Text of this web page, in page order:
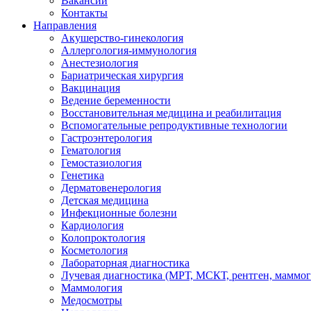
Контакты
Направления
Акушерство-гинекология
Аллергология-иммунология
Анестезиология
Бариатрическая хирургия
Вакцинация
Ведение беременности
Восстановительная медицина и реабилитация
Вспомогательные репродуктивные технологии
Гастроэнтерология
Гематология
Гемостазиология
Генетика
Дерматовенерология
Детская медицина
Инфекционные болезни
Кардиология
Колопроктология
Косметология
Лабораторная диагностика
Лучевая диагностика (МРТ, МСКТ, рентген,
Маммология
Медосмотры